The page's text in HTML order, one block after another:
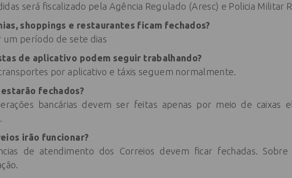
será fiscalizado pela Agência Regulado (Aresc) e Policia Militar
shoppings e restaurantes ficam fechados?
um período de sete dias
de aplicativo podem seguir trabalhando?
por aplicativo e táxis seguem normalmente.
estarão fechados?
bancárias devem ser feitas apenas por meio de caixas
irão funcionar?
de atendimento dos Correios devem ficar fechadas.